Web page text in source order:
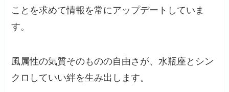
ことを求めて情報を常にアップデートしていま
す。
風属性の気質そのものの自由さが、水瓶座とシン
クロしていい絆を生み出します。